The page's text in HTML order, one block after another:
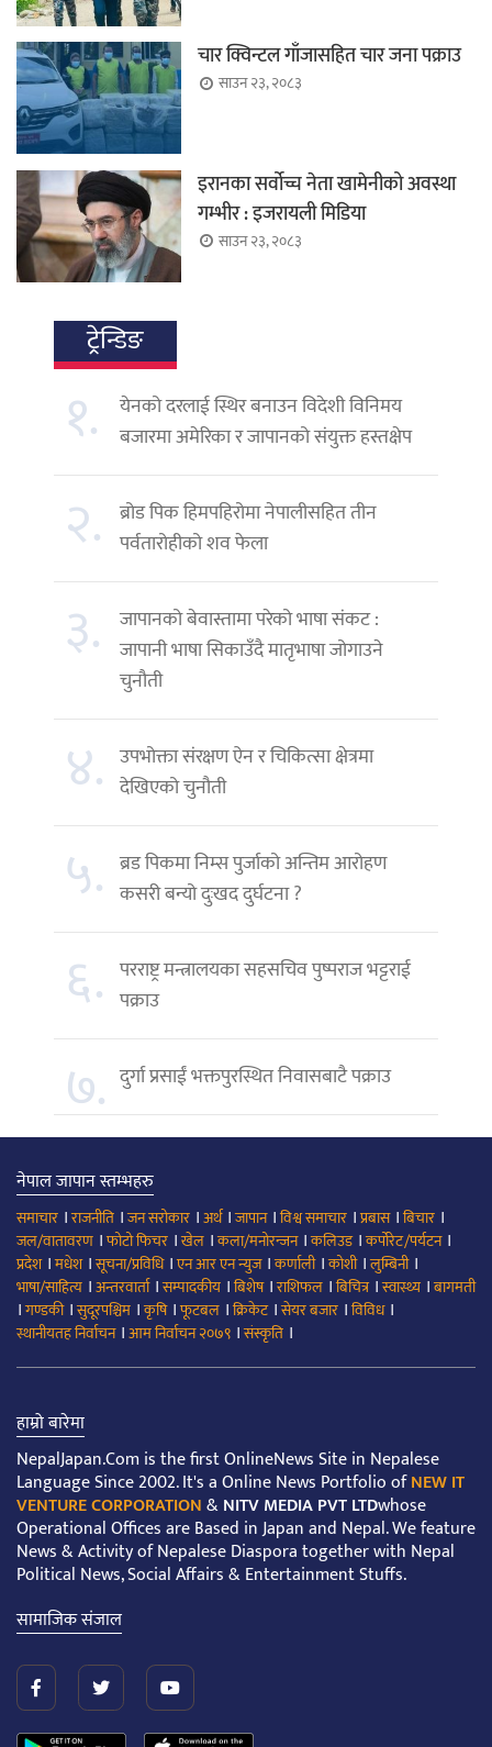
चार क्विन्टल गाँजासहित चार जना पक्राउ
साउन २३, २०८३
इरानका सर्वोच्च नेता खामेनीको अवस्था
गम्भीर : इजरायली मिडिया
साउन २३, २०८३
ट्रेन्डिङ
१.
येनको दरलाई स्थिर बनाउन विदेशी विनिमय
बजारमा अमेरिका र जापानको संयुक्त हस्तक्षेप
२. ब्रोड पिक हिमपहिरोमा नेपालीसहित तीन
पर्वतारोहीको शव फेला
३.
जापानको बेवास्तामा परेको भाषा संकट :
जापानी भाषा सिकाउँदै मातृभाषा जोगाउने
चुनौती
४. उपभोक्ता संरक्षण ऐन र चिकित्सा क्षेत्रमा
देखिएको चुनौती
५. ब्रड पिकमा निम्स पुर्जाको अन्तिम आरोहण
कसरी बन्यो दुःखद दुर्घटना ?
६. परराष्ट्र मन्त्रालयका सहसचिव पुष्पराज भट्टराई
पक्राउ
७. दुर्गा प्रसाईं भक्तपुरस्थित निवासबाटै पक्राउ
नेपाल जापान स्तम्भहरु
समाचार ।राजनीति ।जन सरोकार ।अर्थ।जापान।विश्व समाचार ।प्रबास।बिचार ।
जल/वातावरण ।फोटो फिचर ।खेल ।कला/मनोरन्जन।कलिउड।कर्पोरेट/पर्यटन।
प्रदेश।मधेश।सूचना/प्रविधि।एन आर एन न्युज।कर्णाली।कोशी।लुम्बिनी।
भाषा/साहित्य ।अन्तरवार्ता।सम्पादकीय ।बिशेष।राशिफल ।बिचित्र।स्वास्थ्य ।बागमती
।गण्डकी।सुदूरपश्चिम ।कृषि।फूटबल ।क्रिकेट।सेयर बजार ।विविध।
स्थानीयतह निर्वाचन।आम निर्वाचन २०७९ ।संस्कृति ।
हाम्रो बारेमा
NepalJapan.Com is the first OnlineNews Site in Nepalese
Language Since 2002. It's a Online News Portfolio ofNEW IT
VENTURE CORPORATION&NITV MEDIA PVT LTDwhose
Operational Offices are Based in Japan and Nepal. We feature
News & Activity of Nepalese Diaspora together with Nepal
Political News, Social Affairs & Entertainment Stuffs.
सामाजिक संजाल